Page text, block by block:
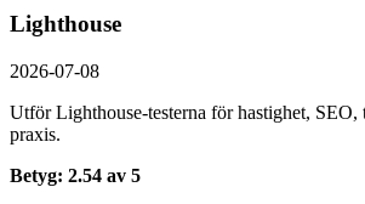
Lighthouse
2026-07-08
Utför Lighthouse-testerna för hastighet,
praxis.
Betyg: 2.54 av 5